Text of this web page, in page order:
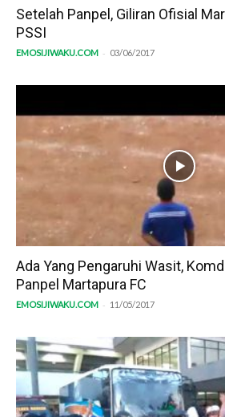
Setelah Panpel, Giliran Ofisial
PSSI
EMOSIJIWAKU.COM - 03/06/2017
Ada Yang Pengaruhi Wasit,
Panpel Martapura FC
EMOSIJIWAKU.COM - 11/05/2017